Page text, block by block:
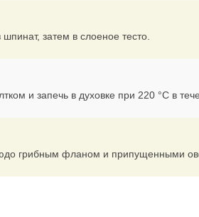
затем в слоеное тесто.
и запечь в духовке при 220 °С в
грибным фланом и припущенными